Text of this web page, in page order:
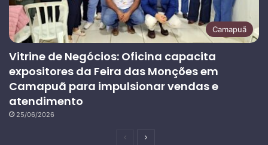
Camapuã
Vitrine de Negócios: Oficina capacita
expositores da Feira das Monções em
Camapuã para impulsionar vendas e
atendimento
25/06/2026
PáginaPróxima